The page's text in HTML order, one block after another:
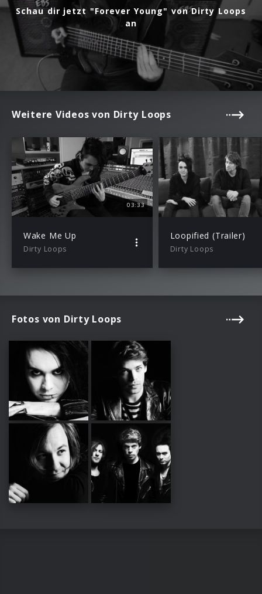
Schau dir jetzt "Forever Young" von Dirty Loops
an
Weitere Videos von Dirty Loops
03:33
Wake Me Up
Dirty Loops
Loopified (Trailer)
Dirty Loops
Fotos von Dirty Loops